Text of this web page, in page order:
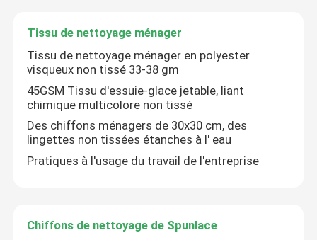
Tissu de nettoyage ménager
Tissu de nettoyage ménager en polyester
visqueux non tissé 33-38 gm
45GSM Tissu d'essuie-glace jetable, liant
chimique multicolore non tissé
Des chiffons ménagers de 30x30 cm, des
lingettes non tissées étanches à l' eau
Pratiques à l'usage du travail de l'entreprise
Chiffons de nettoyage de Spunlace